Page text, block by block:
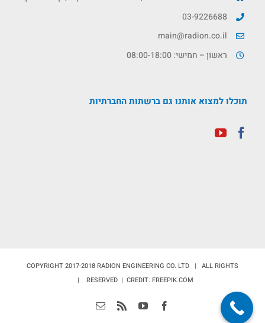
03-9226688
main@radion.co.il
ראשון – חמישי: 08:00-18:00
תוכלו למצוא אותנו גם ברשתות החברתיות
COPYRIGHT 2017-2018 RADION ENGINEERING CO. LTD | ALL RIGHTS
RESERVED | CREDIT: FREEPIK.COM |